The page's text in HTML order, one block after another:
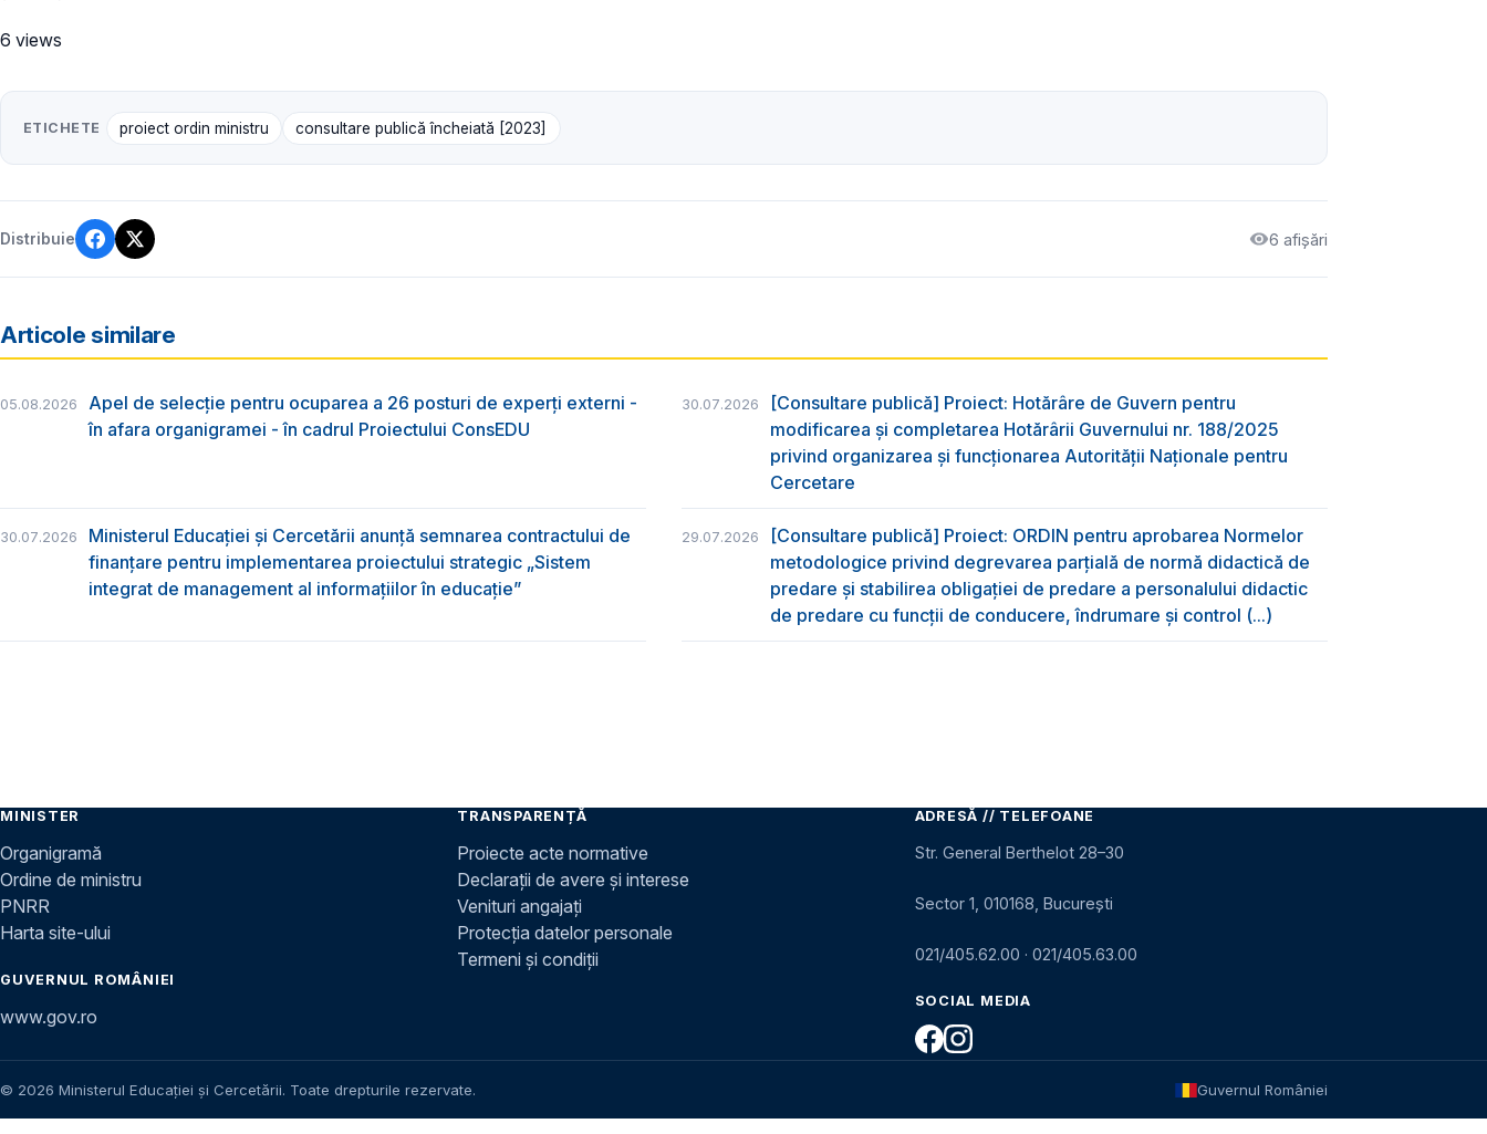
6 views
ETICHETE proiect ordin ministru consultare publică încheiată [2023]
Distribuie 6 afișări
Articole similare
05.08.2026
Apel de selecție pentru ocuparea a 26 posturi de experți externi -
în afara organigramei - în cadrul Proiectului ConsEDU
30.07.2026
[Consultare publică] Proiect: Hotărâre de Guvern pentru
modificarea și completarea Hotărârii Guvernului nr. 188/2025
privind organizarea şi funcţionarea Autorităţii Naţionale pentru
Cercetare
30.07.2026
Ministerul Educației și Cercetării anunță semnarea contractului de
finanțare pentru implementarea proiectului strategic „Sistem
integrat de management al informațiilor în educație”
29.07.2026
[Consultare publică] Proiect: ORDIN pentru aprobarea Normelor
metodologice privind degrevarea parțială de normă didactică de
predare şi stabilirea obligaţiei de predare a personalului didactic
de predare cu funcții de conducere, îndrumare și control (...)
MINISTER
Organigramă
Ordine de ministru
PNRR
Harta site-ului
GUVERNUL ROMÂNIEI
www.gov.ro
TRANSPARENȚĂ
Proiecte acte normative
Declarații de avere și interese
Venituri angajați
Protecția datelor personale
Termeni și condiții
ADRESĂ // TELEFOANE
Str. General Berthelot 28–30
Sector 1, 010168, București
021/405.62.00 · 021/405.63.00
SOCIAL MEDIA
© 2026 Ministerul Educației și Cercetării. Toate drepturile rezervate. Guvernul României